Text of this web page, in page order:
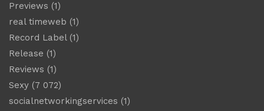
Previews (1)
real timeweb (1)
Record Label(1)
Release (1)
Reviews (1)
Sexy (7 072)
socialnetworkingservices (1)